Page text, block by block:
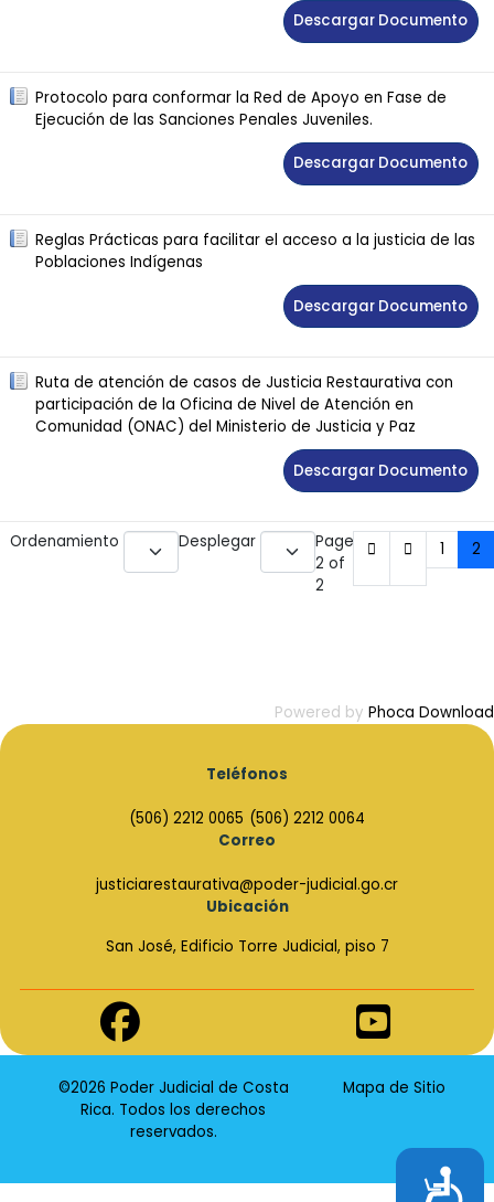
Accesibilidad
Descargar Documento
Protocolo para conformar la Red de Apoyo en Fase de
Ejecución de las Sanciones Penales Juveniles.
Descargar Documento
Reglas Prácticas para facilitar el acceso a la justicia de las
Poblaciones Indígenas
Descargar Documento
Ruta de atención de casos de Justicia Restaurativa con
participación de la Oficina de Nivel de Atención en
Comunidad (ONAC) del Ministerio de Justicia y Paz
Descargar Documento
Ordenamiento Desplegar
Page
2 of
2
1 2
Powered by Phoca Download
Teléfonos
(506) 2212 0065 (506) 2212 0064
Correo
justiciarestaurativa@poder-judicial.go.cr
Ubicación
San José, Edificio Torre Judicial, piso 7
Enlace
de
Facebook
Youtube
©2026 Poder Judicial de Costa
Rica. Todos los derechos
reservados.
Mapa de Sitio